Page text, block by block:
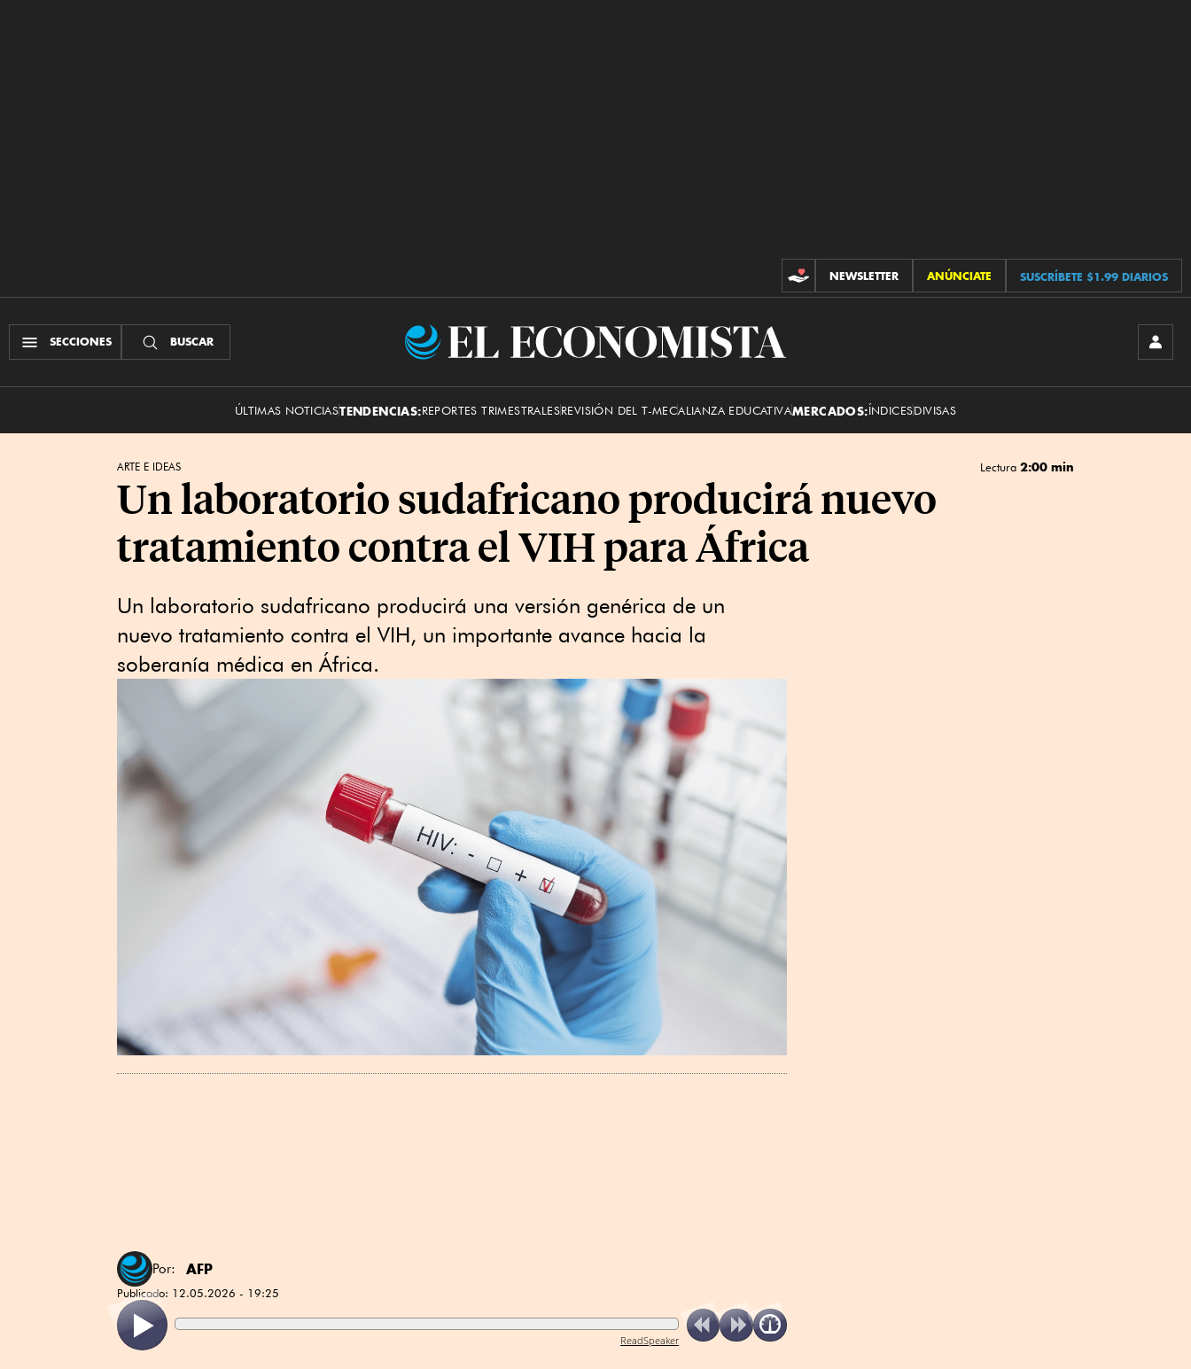
CONTRIBUCIONES
NEWSLETTER ANÚNCIATE SUSCRÍBETE $1.99 DIARIOS
SECCIONES BUSCAR
El
ÚLTIMAS NOTICIASTENDENCIAS:REPORTES TRIMESTRALESREVISIÓN DEL T-MECALIANZA EDUCATIVAMERCADOS:ÍNDICESDIVISAS
ARTE E IDEAS Lectura 2:00 min
Un laboratorio sudafricano producirá nuevo
tratamiento contra el VIH para África
Un laboratorio sudafricano producirá una versión genérica de un
nuevo tratamiento contra el VIH, un importante avance hacia la
soberanía médica en África.
Por: AFP
Publicado: 12.05.2026 - 19:25
ReadSpeaker